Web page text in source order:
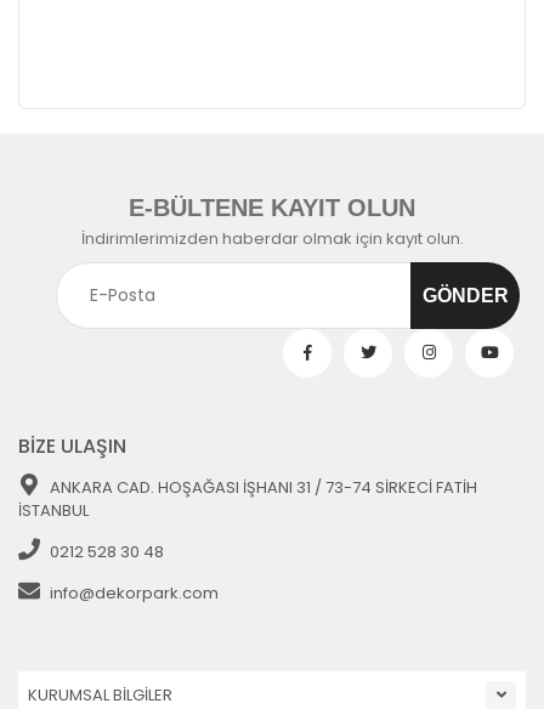
E-BÜLTENE KAYIT OLUN
İndirimlerimizden haberdar olmak için kayıt olun.
BİZE ULAŞIN
ANKARA CAD. HOŞAĞASI İŞHANI 31 / 73-74 SİRKECİ FATİH
İSTANBUL
0212 528 30 48
info@dekorpark.com
KURUMSAL BİLGİLER